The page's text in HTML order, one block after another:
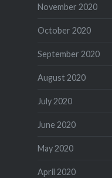
November 2020
October 2020
September 2020
August 2020
July 2020
June 2020
May 2020
April 2020